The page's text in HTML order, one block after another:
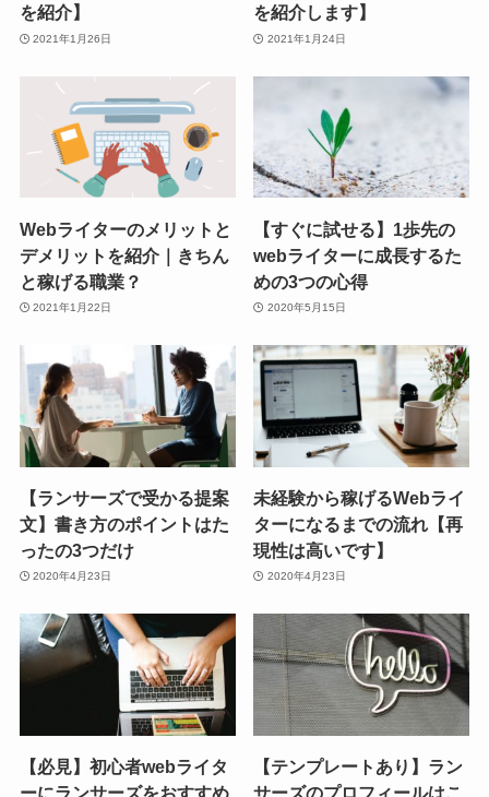
を紹介】
2021年1月26日
を紹介します】
2021年1月24日
Webライターのメリットと
デメリットを紹介｜きちん
と稼げる職業？
2021年1月22日
【すぐに試せる】1歩先の
webライターに成長するた
めの3つの心得
2020年5月15日
【ランサーズで受かる提案
文】書き方のポイントはた
ったの3つだけ
2020年4月23日
未経験から稼げるWebライ
ターになるまでの流れ【再
現性は高いです】
2020年4月23日
【必見】初心者webライタ
ーにランサーズをおすすめ
【テンプレートあり】ラン
サーズのプロフィールはこ